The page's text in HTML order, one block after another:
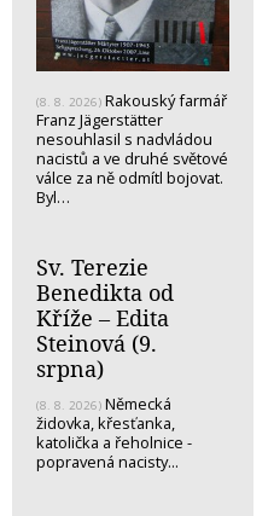
(8. 8. 2026) Rakouský farmář
Franz Jägerstätter
nesouhlasil s nadvládou
nacistů a ve druhé světové
válce za ně odmítl bojovat.
Byl…
Sv. Terezie
Benedikta od
Kříže – Edita
Steinová (9.
srpna)
(8. 8. 2026) Německá
židovka, křesťanka,
katolička a řeholnice -
popravená nacisty...